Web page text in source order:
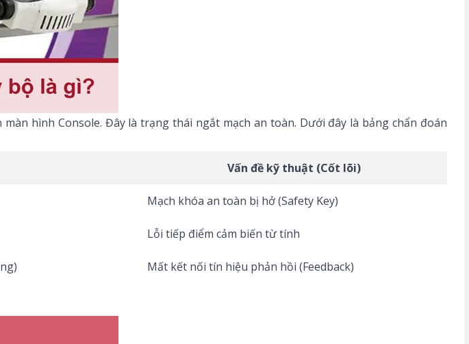
hình Console. Đây là trạng thái ngắt mạch an toàn. Dưới đây là bảng chẩn đoán
Vấn đề kỹ thuật (Cốt lõi)
Mạch khóa an toàn bị hở (Safety Key)
Lỗi tiếp điểm cảm biến từ tính
Mất kết nối tín hiệu phản hồi (Feedback)